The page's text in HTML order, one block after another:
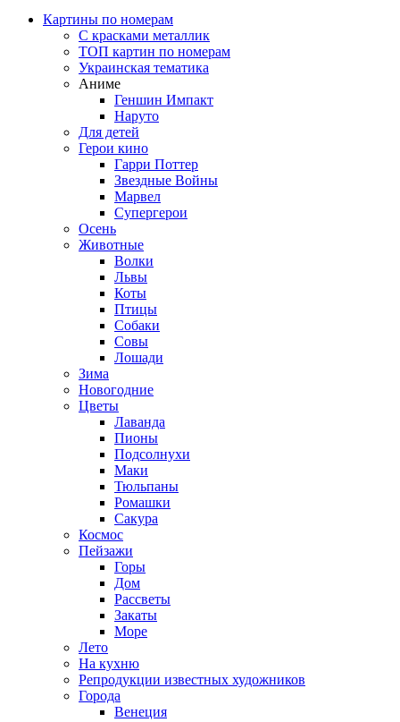
Картины по номерам
С красками металлик
ТОП картин по номерам
Украинская тематика
Аниме
Геншин Импакт
Наруто
Для детей
Герои кино
Гарри Поттер
Звездные Войны
Марвел
Супергерои
Осень
Животные
Волки
Львы
Коты
Птицы
Собаки
Совы
Лошади
Зима
Новогодние
Цветы
Лаванда
Пионы
Подсолнухи
Маки
Тюльпаны
Ромашки
Сакура
Космос
Пейзажи
Горы
Дом
Рассветы
Закаты
Море
Лето
На кухню
Репродукции известных художников
Города
Венеция